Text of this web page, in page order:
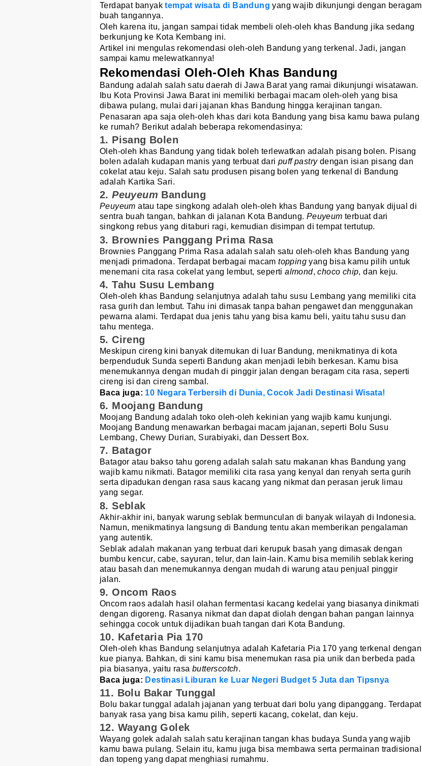
Terdapat banyaktempat wisata di Bandung yang wajib dikunjungi dengan beragam
buah tangannya.
Oleh karena itu, jangan sampai tidak membeli oleh-oleh khas Bandung jika sedang
berkunjung ke Kota Kembang ini.
Artikel ini mengulas rekomendasi oleh-oleh Bandung yang terkenal. Jadi, jangan
sampai kamu melewatkannya!
Rekomendasi Oleh-Oleh Khas Bandung
Bandung adalah salah satu daerah di Jawa Barat yang ramai dikunjungi wisatawan.
Ibu Kota Provinsi Jawa Barat ini memiliki berbagai macam oleh-oleh yang bisa
dibawa pulang, mulai dari jajanan khas Bandung hingga kerajinan tangan.
Penasaran apa saja oleh-oleh khas dari kota Bandung yang bisa kamu bawa pulang
ke rumah? Berikut adalah beberapa rekomendasinya:
1. Pisang Bolen
Oleh-oleh khas Bandung yang tidak boleh terlewatkan adalah pisang bolen. Pisang
bolen adalah kudapan manis yang terbuat dari puff pastrydengan isian pisang dan
cokelat atau keju. Salah satu produsen pisang bolen yang terkenal di Bandung
adalah Kartika Sari.
2.Peuyeum Bandung
Peuyeumatau tape singkong adalah oleh-oleh khas Bandung yang banyak dijual di
sentra buah tangan, bahkan di jalanan Kota Bandung. Peuyeumterbuat dari
singkong rebus yang ditaburi ragi, kemudian disimpan di tempat tertutup.
3. Brownies Panggang Prima Rasa
Brownies Panggang Prima Rasa adalah salah satu oleh-oleh khas Bandung yang
menjadi primadona. Terdapat berbagai macamtopping yang bisa kamu pilih untuk
menemani cita rasa cokelat yang lembut, sepertialmond,choco chip, dan keju.
4. Tahu Susu Lembang
Oleh-oleh khas Bandung selanjutnya adalah tahu susu Lembang yang memiliki cita
rasa gurih dan lembut. Tahu ini dimasak tanpa bahan pengawet dan menggunakan
pewarna alami. Terdapat dua jenis tahu yang bisa kamu beli, yaitu tahu susu dan
tahu mentega.
5. Cireng
Meskipun cireng kini banyak ditemukan di luar Bandung, menikmatinya di kota
berpenduduk Sunda seperti Bandung akan menjadi lebih berkesan. Kamu bisa
menemukannya dengan mudah di pinggir jalan dengan beragam cita rasa, seperti
cireng isi dan cireng sambal.
Baca juga: 10 Negara Terbersih di Dunia, Cocok Jadi Destinasi Wisata!
6. Moojang Bandung
Moojang Bandung adalah toko oleh-oleh kekinian yang wajib kamu kunjungi.
Moojang Bandung menawarkan berbagai macam jajanan, seperti Bolu Susu
Lembang, Chewy Durian, Surabiyaki, dan Dessert Box.
7. Batagor
Batagor atau bakso tahu goreng adalah salah satu makanan khas Bandung yang
wajib kamu nikmati. Batagor memiliki cita rasa yang kenyal dan renyah serta gurih
serta dipadukan dengan rasa saus kacang yang nikmat dan perasan jeruk limau
yang segar.
8. Seblak
Akhir-akhir ini, banyak warung seblak bermunculan di banyak wilayah di Indonesia.
Namun, menikmatinya langsung di Bandung tentu akan memberikan pengalaman
yang autentik.
Seblak adalah makanan yang terbuat dari kerupuk basah yang dimasak dengan
bumbu kencur, cabe, sayuran, telur, dan lain-lain. Kamu bisa memilih seblak kering
atau basah dan menemukannya dengan mudah di warung atau penjual pinggir
jalan.
9. Oncom Raos
Oncom raos adalah hasil olahan fermentasi kacang kedelai yang biasanya dinikmati
dengan digoreng. Rasanya nikmat dan dapat diolah dengan bahan pangan lainnya
sehingga cocok untuk dijadikan buah tangan dari Kota Bandung.
10. Kafetaria Pia 170
Oleh-oleh khas Bandung selanjutnya adalah Kafetaria Pia 170 yang terkenal dengan
kue pianya. Bahkan, di sini kamu bisa menemukan rasa pia unik dan berbeda pada
pia biasanya, yaitu rasa butterscotch.
Baca juga: Destinasi Liburan ke Luar Negeri Budget 5 Juta dan Tipsnya
11. Bolu Bakar Tunggal
Bolu bakar tunggal adalah jajanan yang terbuat dari bolu yang dipanggang. Terdapat
banyak rasa yang bisa kamu pilih, seperti kacang, cokelat, dan keju.
12. Wayang Golek
Wayang golek adalah salah satu kerajinan tangan khas budaya Sunda yang wajib
kamu bawa pulang. Selain itu, kamu juga bisa membawa serta permainan tradisional
dan topeng yang dapat menghiasi rumahmu.